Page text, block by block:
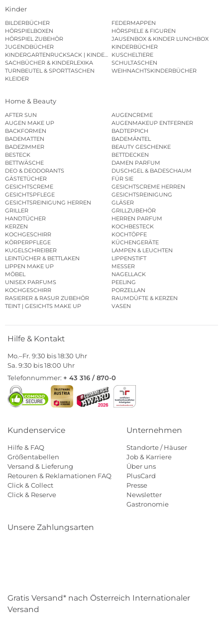
Kinder
BILDERBÜCHER
FEDERMAPPEN
HÖRSPIELBOXEN
HÖRSPIELE & FIGUREN
HÖRSPIEL ZUBEHÖR
JAUSENBOX & KINDER LUNCHBOX
JUGENDBÜCHER
KINDERBÜCHER
KINDERGARTENRUCKSACK | KINDERGARTENBEUTEL
KUSCHELTIERE
SACHBÜCHER & KINDERLEXIKA
SCHULTASCHEN
TURNBEUTEL & SPORTTASCHEN
WEIHNACHTSKINDERBÜCHER
KLEIDER
Home & Beauty
AFTER SUN
AUGENCREME
AUGEN MAKE UP
AUGENMAKEUP ENTFERNER
BACKFORMEN
BADTEPPICH
BADEMATTEN
BADEMÄNTEL
BADEZIMMER
BEAUTY GESCHENKE
BESTECK
BETTDECKEN
BETTWÄSCHE
DAMEN PARFUM
DEO & DEODORANTS
DUSCHGEL & BADESCHAUM
GÄSTETÜCHER
FÜR SIE
GESICHTSCREME
GESICHTSCREME HERREN
GESICHTSPFLEGE
GESICHTSREINIGUNG
GESICHTSREINIGUNG HERREN
GLÄSER
GRILLER
GRILLZUBEHÖR
HANDTÜCHER
HERREN PARFUM
KERZEN
KOCHBESTECK
KOCHGESCHIRR
KOCHTÖPFE
KÖRPERPFLEGE
KÜCHENGERÄTE
KUGELSCHREIBER
LAMPEN & LEUCHTEN
LEINTÜCHER & BETTLAKEN
LIPPENSTIFT
LIPPEN MAKE UP
MESSER
MÖBEL
NAGELLACK
UNISEX PARFUMS
PEELING
KOCHGESCHIRR
PORZELLAN
RASIERER & RASUR ZUBEHÖR
RAUMDÜFTE & KERZEN
TEINT | GESICHTS MAKE UP
VASEN
Hilfe & Kontakt
Mo.–Fr. 9:30 bis 18:30 Uhr
Sa. 9:30 bis 18:00 Uhr
Telefonnummer: + 43 316 / 870-0
Kundenservice
Hilfe & FAQ
Größentabellen
Versand & Lieferung
Retouren & Reklamationen FAQ
Click & Collect
Click & Reserve
Unternehmen
Standorte / Häuser
Job & Karriere
Über uns
PlusCard
Presse
Newsletter
Gastronomie
Unsere Zahlungsarten
Gratis Versand* nach Österreich Internationaler
Versand